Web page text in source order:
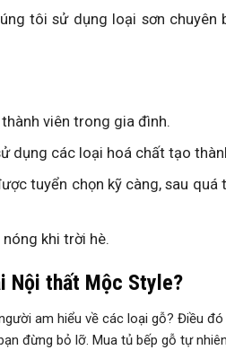
tôi sử dụng loại sơn
viên trong gia đình.
dụng các loại hoá chất tạo
tuyển chọn kỹ càng, sau
khi trời hè.
Nội thất Mộc Style?
am hiểu về các loại gỗ? Điều
đừng bỏ lỡ. Mua tủ bếp gỗ tự